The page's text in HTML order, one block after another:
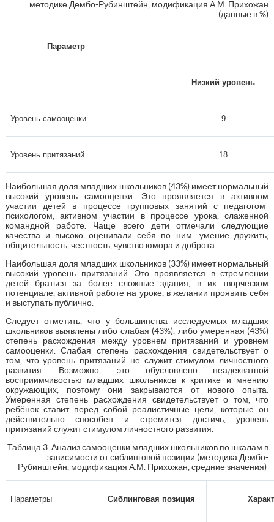
методике Дембо-Рубинштейн, модификация А.М. Прихожан
(данные в %)
Параметр
Низкий уровень
Уровень самооценки 9
Уровень притязаний 18
Наибольшая доля младших школьников (43%) имеет нормальный
высокий уровень самооценки. Это проявляется в активном
участии детей в процессе групповых занятий с педагогом-
психологом, активном участии в процессе урока, слаженной
командной работе. Чаще всего дети отмечали следующие
качества и высоко оценивали себя по ним: умение дружить,
общительность, честность, чувство юмора и доброта.
Наибольшая доля младших школьников (33%) имеет нормальный
высокий уровень притязаний. Это проявляется в стремлении
детей браться за более сложные здания, в их творческом
потенциале, активной работе на уроке, в желании проявить себя
и выступать публично.
Следует отметить, что у большинства исследуемых младших
школьников выявлены либо слабая (43%), либо умеренная (43%)
степень расхождения между уровнем притязаний и уровнем
самооценки. Слабая степень расхождения свидетельствует о
том, что уровень притязаний не служит стимулом личностного
развития. Возможно, это обусловлено неадекватной
восприимчивостью младших школьников к критике и мнению
окружающих, поэтому они закрываются от нового опыта.
Умеренная степень расхождения свидетельствует о том, что
ребёнок ставит перед собой реалистичные цели, которые он
действительно способен и стремится достичь, уровень
притязаний служит стимулом личностного развития.
Таблица 3. Анализ самооценки младших школьников по шкалам в
зависимости от сиблинговой позиции (методика Дембо-
Рубинштейн, модификация А.М. Прихожан, средние значения)
Параметры Сиблинговая позиция